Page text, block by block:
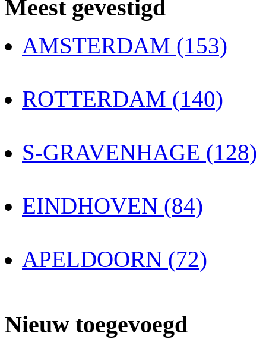
Meest gevestigd
AMSTERDAM (153)
ROTTERDAM (140)
S-GRAVENHAGE (128)
EINDHOVEN (84)
APELDOORN (72)
Nieuw toegevoegd